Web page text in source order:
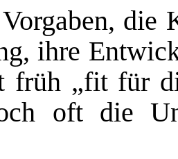
die
ihre
früh „fit für
oft die